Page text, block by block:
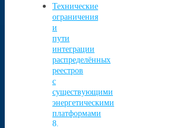
Технические
ограничения
и
пути
интеграции
распределённых
реестров
с
существующими
энергетическими
платформами